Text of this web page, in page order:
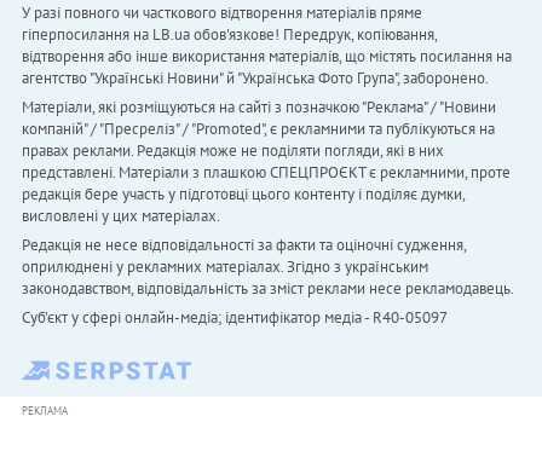
У разі повного чи часткового відтворення матеріалів пряме
гіперпосилання на LB.ua обов'язкове! Передрук, копіювання,
відтворення або інше використання матеріалів, що містять посилання на
агентство "Українськi Новини" й "Українська Фото Група", заборонено.
Матеріали, які розміщуються на сайті з позначкою "Реклама" / "Новини
компаній" / "Пресреліз" / "Promoted", є рекламними та публікуються на
правах реклами. Редакція може не поділяти погляди, які в них
представлені. Матеріали з плашкою СПЕЦПРОЄКТ є рекламними, проте
редакція бере участь у підготовці цього контенту і поділяє думки,
висловлені у цих матеріалах.
Редакція не несе відповідальності за факти та оціночні судження,
оприлюднені у рекламних матеріалах. Згідно з українським
законодавством, відповідальність за зміст реклами несе рекламодавець.
Cуб'єкт у сфері онлайн-медіа; ідентифікатор медіа - R40-05097
РЕКЛАМА